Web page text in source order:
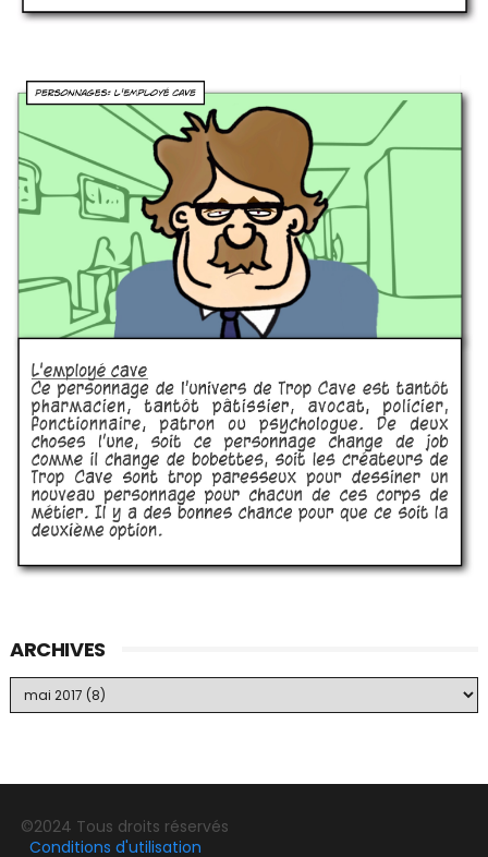
ARCHIVES
©2024 Tous droits réservés
Conditions d'utilisation